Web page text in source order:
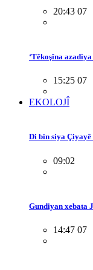
20:43 07
‘Têkoşîna
15:25 07
EKOLOJÎ
Di bin siya Çiyayê
09:02
Gundiyan xebata
14:47 07